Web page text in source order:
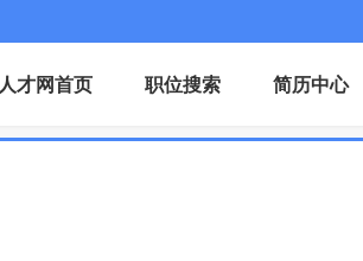
人才网首页 职位搜索 简历中心